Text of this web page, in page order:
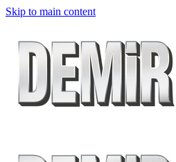
Skip to main content